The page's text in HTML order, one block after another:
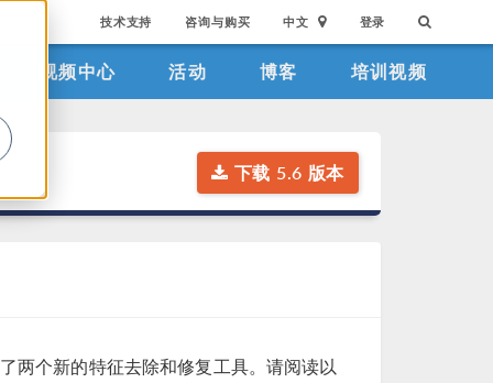
技术支持 咨询与购买 中文 登录
视频中心 活动 博客 培训视频
下载 5.6 版本
两个新的特征去除和修复工具。请阅读以